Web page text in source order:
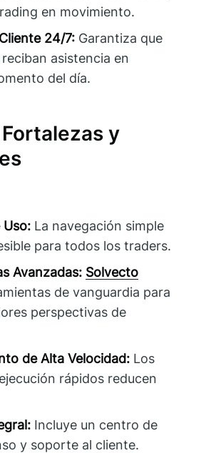
en movimiento.
24/7: Garantiza que
asistencia en
del día.
y
Uso: La navegación simple
para todos los traders.
Avanzadas: Solvecto
de vanguardia para
perspectivas de
de Alta Velocidad: Los
rápidos reducen
Incluye un centro de
y soporte al cliente.